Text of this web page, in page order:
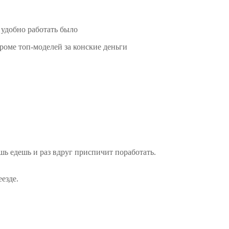
работать было
топ-моделей за конские деньги
едешь и раз вдруг приспичит поработать.